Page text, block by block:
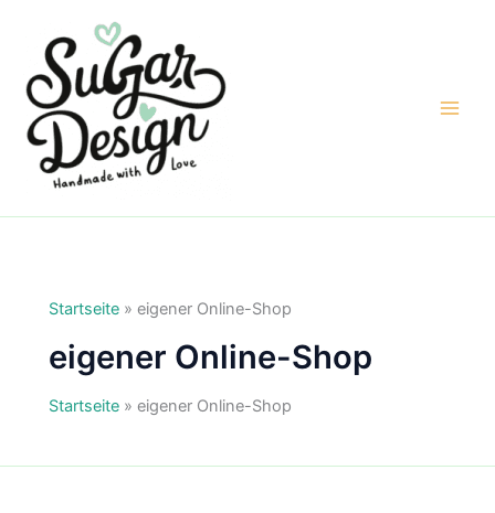
springen
Startseite» eigener Online-Shop
eigener Online-Shop
Startseite» eigener Online-Shop